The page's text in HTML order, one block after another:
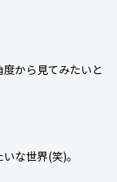
から見てみたいと
な世界(笑)。